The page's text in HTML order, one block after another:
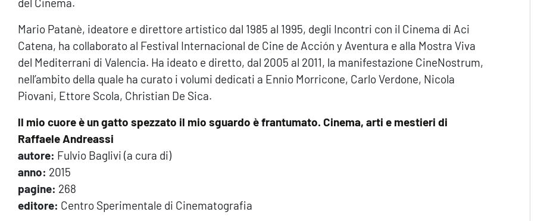
Mario Patanè, ideatore e direttore artistico dal 1985 al 1995, degli Incontri con il Cinema di Aci
Catena, ha collaborato al Festival Internacional de Cine de Acción y Aventura e alla Mostra Viva
del Mediterrani di Valencia. Ha ideato e diretto, dal 2005 al 2011, la manifestazione CineNostrum,
nell’ambito della quale ha curato i volumi dedicati a Ennio Morricone, Carlo Verdone, Nicola
Piovani, Ettore Scola, Christian De Sica.
ll mio cuore è un gatto spezzato il mio sguardo è frantumato. Cinema, arti e mestieri di
Raffaele Andreassi
autore: Fulvio Baglivi (a cura di)
anno: 2015
pagine: 268
editore: Centro Sperimentale di Cinematografia